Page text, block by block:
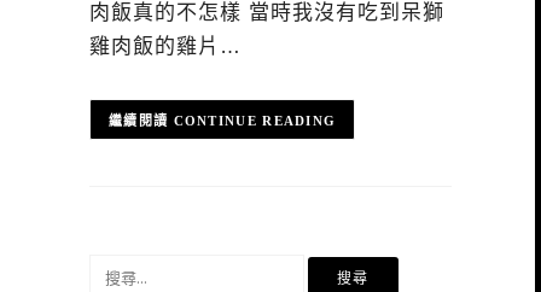
肉飯真的不怎樣 當時我沒有吃到呆獅
雞肉飯的雞片…
CONTINUE READING